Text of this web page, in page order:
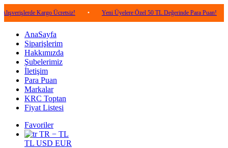
Kargo Ücretsiz! • Yeni Üyelere Özel 50 TL Değerinde Para Puan! •
AnaSayfa
Siparişlerim
Hakkımızda
Şubelerimiz
İletişim
Para Puan
Markalar
KRC Toptan
Fiyat Listesi
Favoriler
TR − TL
TL USD EUR